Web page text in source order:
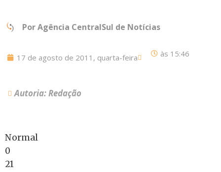
PorAgência CentralSul de Notícias
17 de agosto de 2011, quarta-feira às 15:46
Autoria: Redação
Normal
0
21